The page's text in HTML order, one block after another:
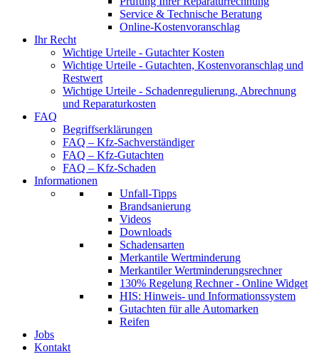
Service & Technische Beratung
Online-Kostenvoranschlag
Ihr Recht
Wichtige Urteile - Gutachter Kosten
Wichtige Urteile - Gutachten, Kostenvoranschlag und
Restwert
Wichtige Urteile - Schadenregulierung, Abrechnung
und Reparaturkosten
FAQ
Begriffserklärungen
FAQ – Kfz-Sachverständiger
FAQ – Kfz-Gutachten
FAQ – Kfz-Schaden
Informationen
Unfall-Tipps
Brandsanierung
Videos
Downloads
Schadensarten
Merkantile Wertminderung
Merkantiler Wertminderungsrechner
130% Regelung Rechner - Online Widget
HIS: Hinweis- und Informationssystem
Gutachten für alle Automarken
Reifen
Jobs
Kontakt